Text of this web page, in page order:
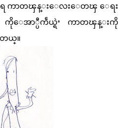
ကာတၾန္းေလးေတၾ ေရး
ကိုေအာ္ပီကဵယ္ရဲႚ ကာတၾန္းကို
ယ္။